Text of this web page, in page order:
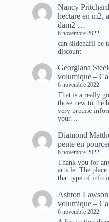
Nancy Pritchard
hectare en m2,
dam2 …
6 novembre 2022
can sildenafil be
discount
Georgiana
volumique –
6 novembre 2022
That is a really
those new to the
very precise
your…
Diamond
pente en
6 novembre 2022
Thank you for
article. The place
that type of info
Ashton Lawson
volumique –
6 novembre 2022